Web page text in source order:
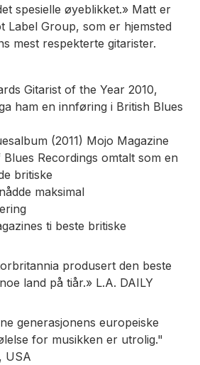
spesielle øyeblikket.» Matt er
Label Group, som er hjemsted
mest respekterte gitarister.
Gitarist of the Year 2010,
ham en innføring i British Blues
(2011) Mojo Magazine
Recordings omtalt som en
britiske
maksimal
ti beste britiske
produsert den beste
land på tiår.» L.A. DAILY
generasjonens europeiske
for musikken er utrolig."
USA